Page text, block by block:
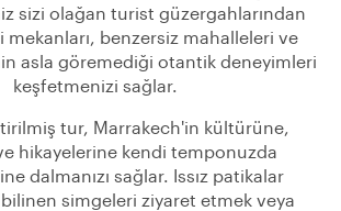
sizi olağan turist güzergahlarından
mekanları, benzersiz mahalleleri ve
asla göremediği otantik deneyimleri
keşfetmenizi sağlar.
tur, Marrakech'in kültürüne,
hikayelerine kendi temponuzda
dalmanızı sağlar. Issız patikalar
simgeleri ziyaret etmek veya